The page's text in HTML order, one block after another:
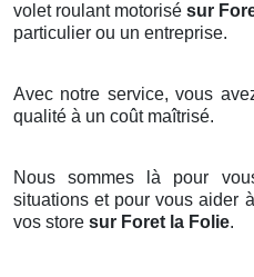
volet roulant motorisé sur
particulier ou un entreprise.
Avec notre service, vous
qualité à un coût maîtrisé.
Nous sommes là pour
situations et pour vous aider
vos store sur Foret la Folie.